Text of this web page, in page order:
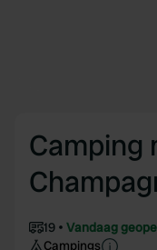
Camping
19
Vandaag
Campings